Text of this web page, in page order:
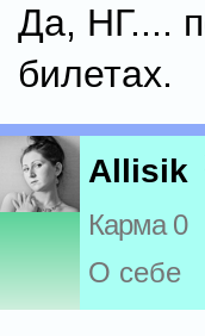
Да, НГ....
билетах.
Allisik
Карма 0
О себе